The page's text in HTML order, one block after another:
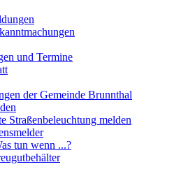
und Termine
der Gemeinde Brunnthal
Straßenbeleuchtung melden
tun wenn ...?